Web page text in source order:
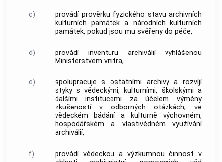
c)
provádí prověrku fyzického stavu archivních
kulturních památek a národních kulturních
památek, pokud jsou mu svěřeny do péče,
d)
provádí inventuru archiválií vyhlášenou
Ministerstvem vnitra,
e)
spolupracuje s ostatními archivy a rozvíjí
styky s vědeckými, kulturními, školskými a
dalšími institucemi za účelem výměny
zkušeností v odborných otázkách, ve
vědeckém bádání a kulturně výchovném,
hospodářském a vlastivědném využívání
archiválií,
f)
provádí vědeckou a výzkumnou činnost v